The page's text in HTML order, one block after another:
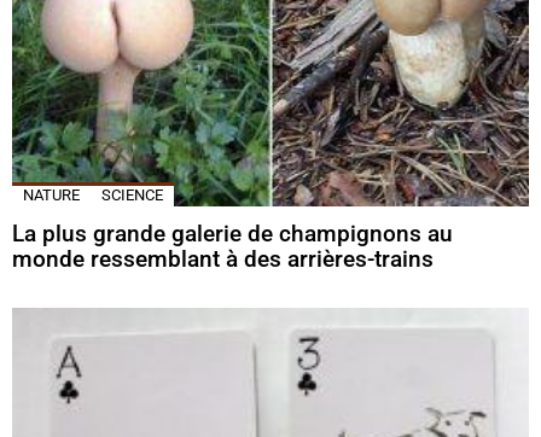
NATURE SCIENCE
La plus grande galerie de champignons au
monde ressemblant à des arrières-trains